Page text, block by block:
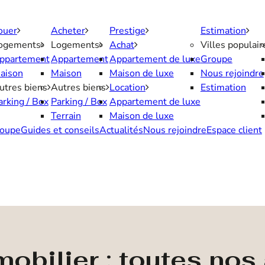
biens
/ Box
Acheter
Logements
Appartement
Maison
Autres biens
Parking / Box
Terrain
Prestige
Achat
Appartement de luxe
Maison de luxe
Location
Appartement de luxe
Maison de luxe
Estimation
Villes
Groupe
Nous rejoindre
Estimation
Guides et conseilsActualitésNous rejoindreEspace client